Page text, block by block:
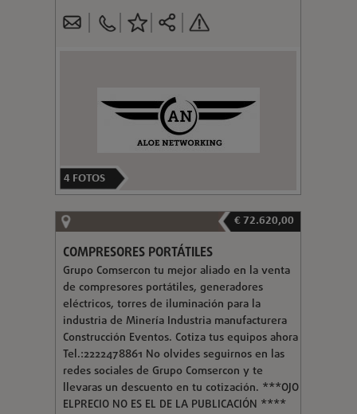
4 FOTOS
€ 72.620,00
COMPRESORES PORTÁTILES
Grupo Comsercon tu mejor aliado en la venta
de compresores portátiles, generadores
eléctricos, torres de iluminación para la
industria de Minería Industria manufacturera
Construcción Eventos. Cotiza tus equipos ahora
Tel.:2222478861 No olvides seguirnos en las
redes sociales de Grupo Comsercon y te
llevaras un descuento en tu cotización. ***OJO
ELPRECIO NO ES EL DE LA PUBLICACIÓN ****